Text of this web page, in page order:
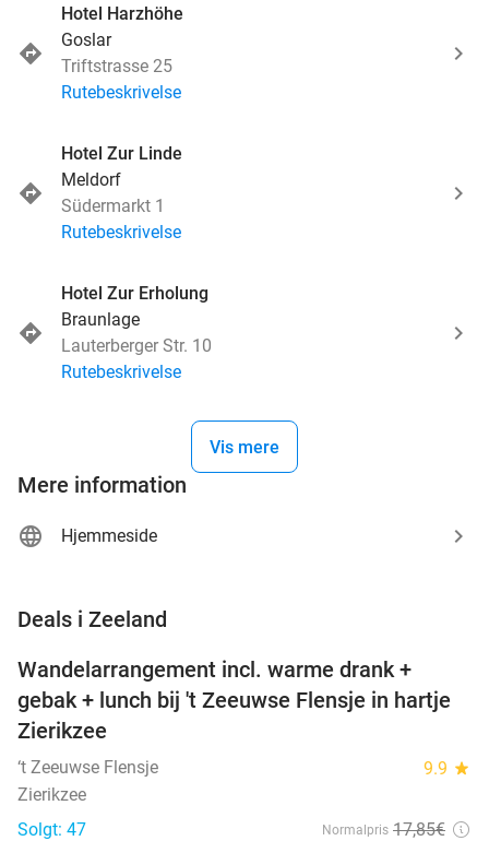
Hotel Harzhöhe
Goslar
Triftstrasse 25
Rutebeskrivelse
Hotel Zur Linde
Meldorf
Südermarkt 1
Rutebeskrivelse
Hotel Zur Erholung
Braunlage
Lauterberger Str. 10
Rutebeskrivelse
Vis mere
Mere information
Hjemmeside
Deals i Zeeland
DAG
Wandelarrangement incl. warme drank +
gebak + lunch bij 't Zeeuwse Flensje in hartje
Zierikzee
‘t Zeeuwse Flensje 9.9 star
Zierikzee
Solgt: 47
Normalpris 17,85€